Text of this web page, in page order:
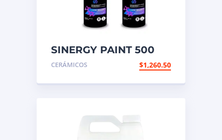
SINERGY PAINT 500
ML
CERÁMICOS $1,260.50